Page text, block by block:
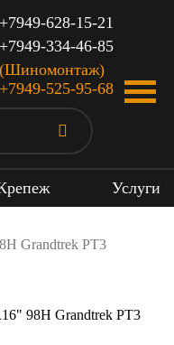
+7949-628-15-21
+7949-334-46-85
(Шиномонтаж)
+7949-525-95-68
Услуги
Grandtrek PT3